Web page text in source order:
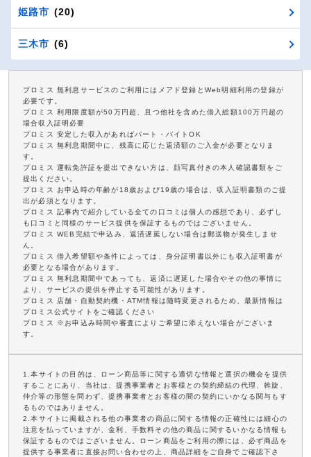
姫路市 (20)
三木市 (6)
プロミス 無利息サービスのご利用にはメアド登録とWeb明細利用の登録が
必要です。
プロミス 利用限度額が50万円超、且つ他社を含めた借入総額100万円超の
場合収入証明必要
プロミス 安定した収入があればパート・バイトOK
プロミス 無利息期間中に、残高に応じた返済額のご入金が必要となりま
す。
プロミス 運転免許証を提出できない方は、顔写真付きの本人確認書類をご
提出ください。
プロミス お申込時の年齢が18歳および19歳の場合は、収入証明書類のご提
出が必須となります。
プロミス 記事内で紹介している全ての口コミは個人の感想であり、必ずし
も口コミと同様のサービス提供を保証するものではございません。
プロミス WEB完結で申込み、返済遅延しない場合は郵送物が発生しませ
ん。
プロミス 借入希望額や条件によっては、身分証明書以外にも収入証明書が
必要となる場合があります。
プロミス 無利息期間中であっても、返済に遅延した場合やその他の事情に
より、サービスの提供を停止する可能性があります。
プロミス 店舗・自動契約機・ATM情報は随時変更されるため、最新情報は
プロミス公式サイトをご確認ください
プロミス ※お申込み時間や審査によりご希望に添えない場合がございま
す。
1.本サイトの目的は、ローン商品等に関する適切な情報と選択の機会を提供
することにあり、当社は、提携事業者とお客様との契約締結の代理、斡旋、
仲介等の形態を問わず、提携事業者とお客様の間の契約にいかなる関与もす
るものではありません。
2.本サイトに掲載される他の事業者の商品に関する情報の正確性には細心の
注意を払っていますが、金利、手数料その他の商品に関するいかなる情報も
保証するものではございません。ローン商品をご利用の際には、必ず商品を
提供する事業者に直接お問い合わせの上、商品詳細をご自身でご確認下さ